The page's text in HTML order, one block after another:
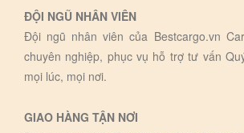
ĐỘI NGŨ NHÂN VIÊN
Đội ngũ nhân viên của Bestcargo.vn
chuyên nghiệp, phục vụ hỗ trợ tư vấn
mọi lúc, mọi nơi.
GIAO HÀNG TẬN NƠI